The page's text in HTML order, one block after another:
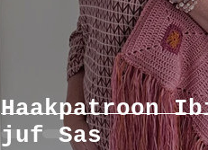
Haakpatroon
juf Sas